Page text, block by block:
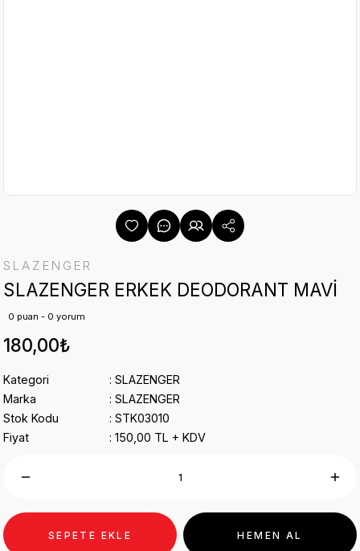
SLAZENGER
SLAZENGER ERKEK DEODORANT MAVİ
0 puan - 0 yorum
180,00₺
Kategori
SLAZENGER
Marka
SLAZENGER
Stok Kodu
STK03010
Fiyat
150,00 TL + KDV
SEPETE EKLE HEMEN AL